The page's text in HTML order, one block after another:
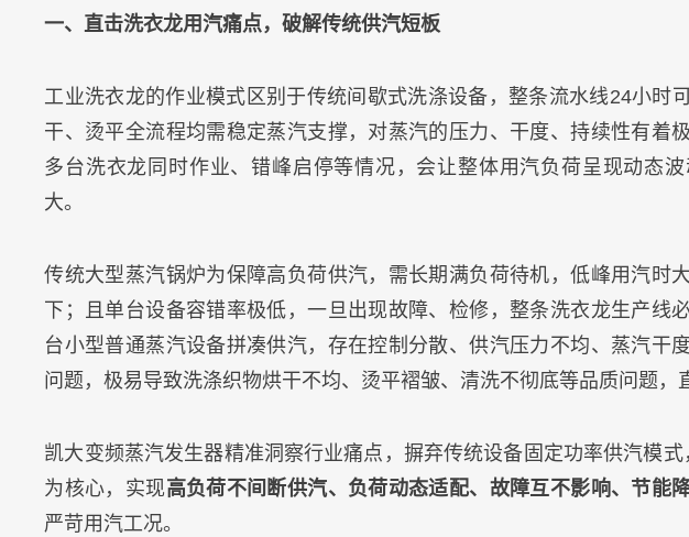
一、直击洗衣龙用汽痛点，破解传统供汽短板
工业洗衣龙的作业模式区别于传统间歇式洗涤设备，整条流水线24小时
干、烫平全流程均需稳定蒸汽支撑，对蒸汽的压力、干度、持续性有着
多台洗衣龙同时作业、错峰启停等情况，会让整体用汽负荷呈现动态
大。
传统大型蒸汽锅炉为保障高负荷供汽，需长期满负荷待机，低峰用汽时
下；且单台设备容错率极低，一旦出现故障、检修，整条洗衣龙生产线
台小型普通蒸汽设备拼凑供汽，存在控制分散、供汽压力不均、蒸汽干
问题，极易导致洗涤织物烘干不均、烫平褶皱、清洗不彻底等品质问题，
凯大变频蒸汽发生器精准洞察行业痛点，摒弃传统设备固定功率供汽模
为核心，实现高负荷不间断供汽、负荷动态适配、故障互不影响、节能
严苛用汽工况。